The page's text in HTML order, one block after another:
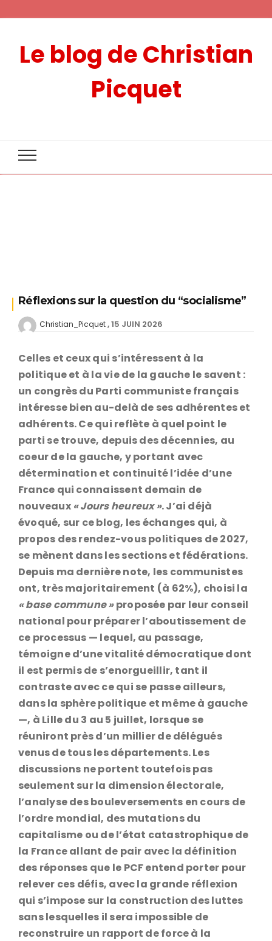
Le blog de Christian
Picquet
Réflexions sur la question du “socialisme”
Christian_Picquet 15 JUIN 2026
Celles et ceux qui s’intéressent à la
politique et à la vie de la gauche le savent :
un congrès du Parti communiste français
intéresse bien au-delà de ses adhérentes et
adhérents. Ce qui reflète à quel point le
parti se trouve, depuis des décennies, au
coeur de la gauche, y portant avec
détermination et continuité l’idée d’une
France qui connaissent demain de
nouveaux « Jours heureux ». J’ai déjà
évoqué, sur ce blog, les échanges qui, à
propos des rendez-vous politiques de 2027,
se mènent dans les sections et fédérations.
Depuis ma dernière note, les communistes
ont, très majoritairement (à 62%), choisi la
« base commune »proposée par leur conseil
national pour préparer l’aboutissement de
ce processus — lequel, au passage,
témoigne d’une vitalité démocratique dont
il est permis de s’enorgueillir, tant il
contraste avec ce qui se passe ailleurs,
dans la sphère politique et même à gauche
—, à Lille du 3 au 5 juillet, lorsque se
réuniront près d’un millier de délégués
venus de tous les départements. Les
discussions ne portent toutefois pas
seulement sur la dimension électorale,
l’analyse des bouleversements en cours de
l’ordre mondial, des mutations du
capitalisme ou de l’état catastrophique de
la France allant de pair avec la définition
des réponses que le PCF entend porter pour
relever ces défis, avec la grande réflexion
qui s’impose sur la construction des luttes
sans lesquelles il sera impossible de
reconstruire un rapport de force à la